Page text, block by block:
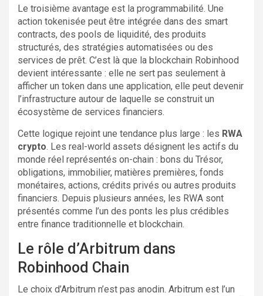
Le troisième avantage est la programmabilité. Une
action tokenisée peut être intégrée dans des smart
contracts, des pools de liquidité, des produits
structurés, des stratégies automatisées ou des
services de prêt. C’est là que la blockchain Robinhood
devient intéressante : elle ne sert pas seulement à
afficher un token dans une application, elle peut devenir
l’infrastructure autour de laquelle se construit un
écosystème de services financiers.
Cette logique rejoint une tendance plus large : les RWA
crypto. Les real-world assets désignent les actifs du
monde réel représentés on-chain : bons du Trésor,
obligations, immobilier, matières premières, fonds
monétaires, actions, crédits privés ou autres produits
financiers. Depuis plusieurs années, les RWA sont
présentés comme l’un des ponts les plus crédibles
entre finance traditionnelle et blockchain.
Le rôle d’Arbitrum dans
Robinhood Chain
Le choix d’Arbitrum n’est pas anodin. Arbitrum est l’un